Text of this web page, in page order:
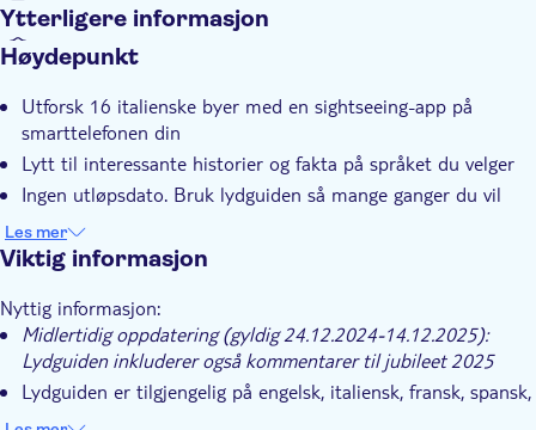
Ytterligere informasjon
Øyeblikkelig bekreftelse
Høydepunkt
Utforsk 16 italienske byer med en sightseeing-app på
smarttelefonen din
Lytt til interessante historier og fakta på språket du velger
Ingen utløpsdato. Bruk lydguiden så mange ganger du vil
Start opplevelsen uten å måtte skrive ut papirbilletter
Les mer
Viktig informasjon
Nyttig informasjon:
Midlertidig oppdatering (gyldig 24.12.2024-14.12.2025):
Lydguiden inkluderer også kommentarer til jubileet 2025
Lydguiden er tilgjengelig på engelsk, italiensk, fransk, spansk,